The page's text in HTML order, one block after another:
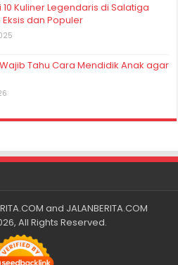
Kuliner Legendaris di Salatiga
dan Populer
Tahu Cara Mendidik Anak agar
and JALANBERITA.COM
All Rights Reserved.